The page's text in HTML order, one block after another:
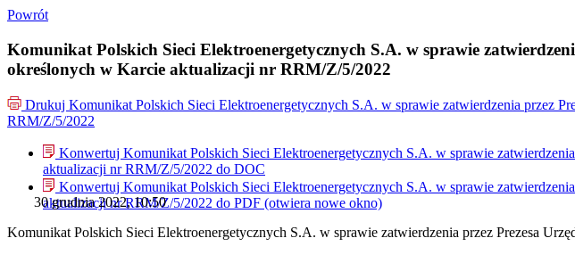
Powrót
Komunikat Polskich Sieci Elektroenergetycznych S.A. w sprawie
określonych w Karcie aktualizacji nr RRM/Z/5/2022
Drukuj Komunikat Polskich Sieci Elektroenergetycznych S.A. w sprawie zatwierdzenia przez
RRM/Z/5/2022
Konwertuj Komunikat Polskich Sieci Elektroenergetycznych S.A. w sprawie
aktualizacji nr RRM/Z/5/2022 do DOC
Konwertuj Komunikat Polskich Sieci Elektroenergetycznych S.A. w sprawie
aktualizacji nr RRM/Z/5/2022 do PDF (otwiera nowe okno)
30 grudnia 2022, 10:50
Komunikat Polskich Sieci Elektroenergetycznych S.A. w sprawie zatwierdzenia przez Prezesa